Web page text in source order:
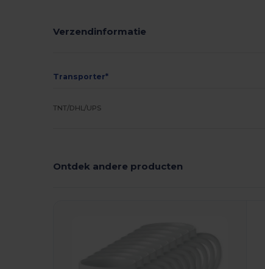
Verzendinformatie
Transporter*
TNT/DHL/UPS
Ontdek andere producten